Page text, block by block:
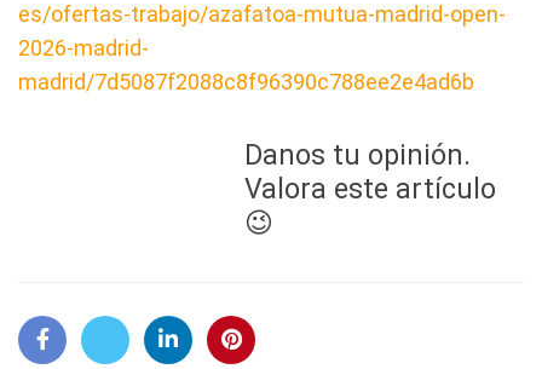
es/ofertas-trabajo/azafatoa-mutua-madrid-open-
2026-madrid-
madrid/7d5087f2088c8f96390c788ee2e4ad6b
Danos tu opinión.
Valora este artículo
😉